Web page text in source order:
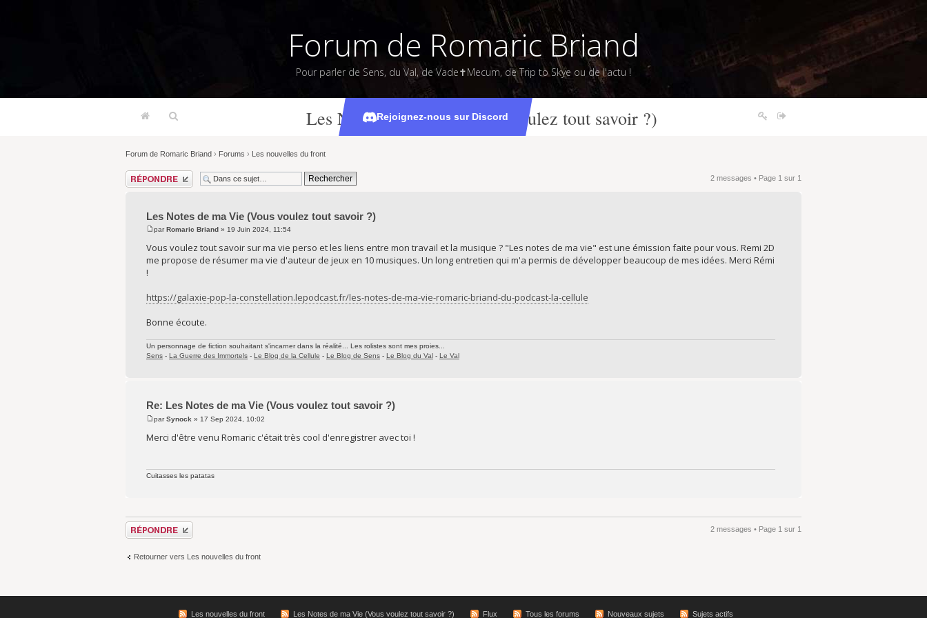
Forum de Romaric Briand
Pour parler de Sens, du Val, de Vade✝Mecum, de Trip to Skye ou de l'actu !
Rejoignez-nous sur Discord
Les Notes de ma Vie (Vous voulez tout savoir ?)
Forum de Romaric Briand › Forums › Les nouvelles du front
Répondre 2 messages • Page 1 sur 1
Les Notes de ma Vie (Vous voulez tout savoir ?)
parRomaric Briand » 19 Juin 2024, 11:54
Vous voulez tout savoir sur ma vie perso et les liens entre mon travail et la musique ? "Les notes de ma vie" est une émission faite pour vous. Remi 2D
me propose de résumer ma vie d'auteur de jeux en 10 musiques. Un long entretien qui m'a permis de développer beaucoup de mes idées. Merci Rémi
!
https://galaxie-pop-la-constellation.lepodcast.fr/les-notes-de-ma-vie-romaric-briand-du-podcast-la-cellule
Bonne écoute.
Un personnage de fiction souhaitant s'incarner dans la réalité... Les rolistes sont mes proies...
Sens - La Guerre des Immortels - Le Blog de la Cellule - Le Blog de Sens - Le Blog du Val - Le Val
Re: Les Notes de ma Vie (Vous voulez tout savoir ?)
parSynock » 17 Sep 2024, 10:02
Merci d'être venu Romaric c'était très cool d'enregistrer avec toi !
Cuitasses les patatas
Répondre 2 messages • Page 1 sur 1
Retourner vers Les nouvelles du front
Les nouvelles du front Les Notes de ma Vie (Vous voulez tout savoir ?) Flux Tous les forums Nouveaux sujets Sujets actifs